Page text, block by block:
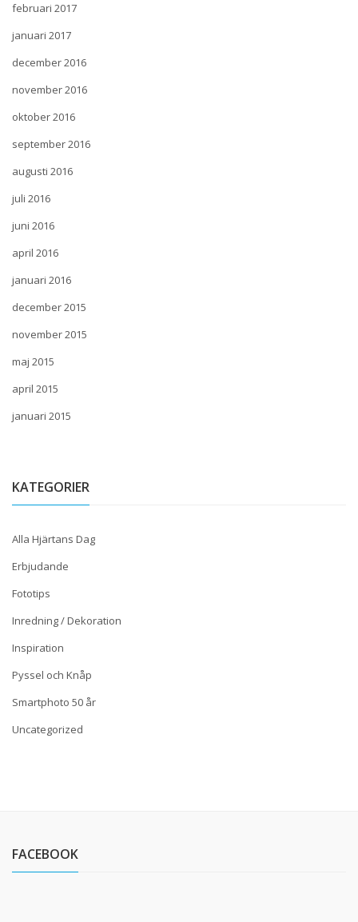
februari 2017
januari 2017
december 2016
november 2016
oktober 2016
september 2016
augusti 2016
juli 2016
juni 2016
april 2016
januari 2016
december 2015
november 2015
maj 2015
april 2015
januari 2015
KATEGORIER
Alla Hjärtans Dag
Erbjudande
Fototips
Inredning / Dekoration
Inspiration
Pyssel och Knåp
Smartphoto 50 år
Uncategorized
FACEBOOK